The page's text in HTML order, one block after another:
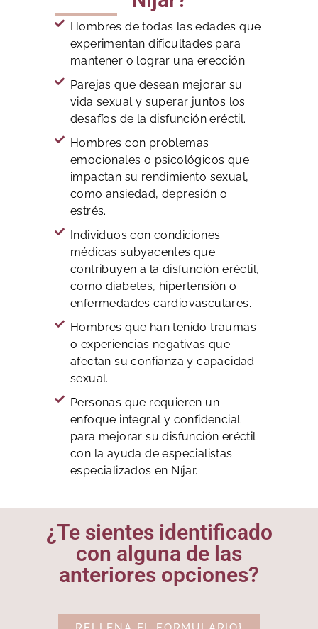
Hombres de todas las edades que
experimentan dificultades para
mantener o lograr una erección.
Parejas que desean mejorar su
vida sexual y superar juntos los
desafíos de la disfunción eréctil.
Hombres con problemas
emocionales o psicológicos que
impactan su rendimiento sexual,
como ansiedad, depresión o
estrés.
Individuos con condiciones
médicas subyacentes que
contribuyen a la disfunción eréctil,
como diabetes, hipertensión o
enfermedades cardiovasculares.
Hombres que han tenido traumas
o experiencias negativas que
afectan su confianza y capacidad
sexual.
Personas que requieren un
enfoque integral y confidencial
para mejorar su disfunción eréctil
con la ayuda de especialistas
especializados en Níjar.
¿Te sientes identificado
con alguna de las
anteriores opciones?